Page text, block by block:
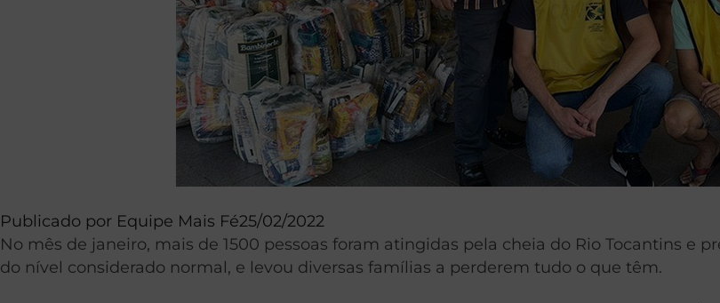
Publicado por Equipe Mais Fé25/02/2022
No mês de janeiro, mais de 1500 pessoas foram atingidas pela cheia do Rio Tocantins e
do nível considerado normal, e levou diversas famílias a perderem tudo o que têm.